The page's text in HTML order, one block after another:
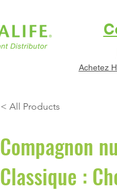
Achetez
< All Products
Compagnon
Classique :